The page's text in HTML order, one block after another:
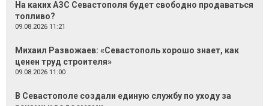
На каких АЗС Севастополя будет свободно продаваться
топливо?
09.08.2026 11:21
Михаил Развожаев: «Севастополь хорошо знает, как
ценен труд строителя»
09.08.2026 11:00
В Севастополе создали единую службу по уходу за